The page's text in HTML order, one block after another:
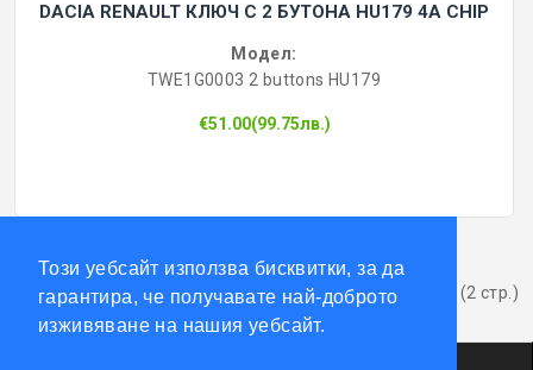
Този уебсайт използва бисквитки, за да
гарантира, че получавате най-доброто
изживяване на нашия уебсайт.
DACIA RENAULT КЛЮЧ С 2 БУТОНА HU179 4A CHIP
Модел:
TWE1G0003 2 buttons HU179
€51.00(99.75лв.)
1 > >|
Показва от 1 до 12 от 17 (2 стр.)